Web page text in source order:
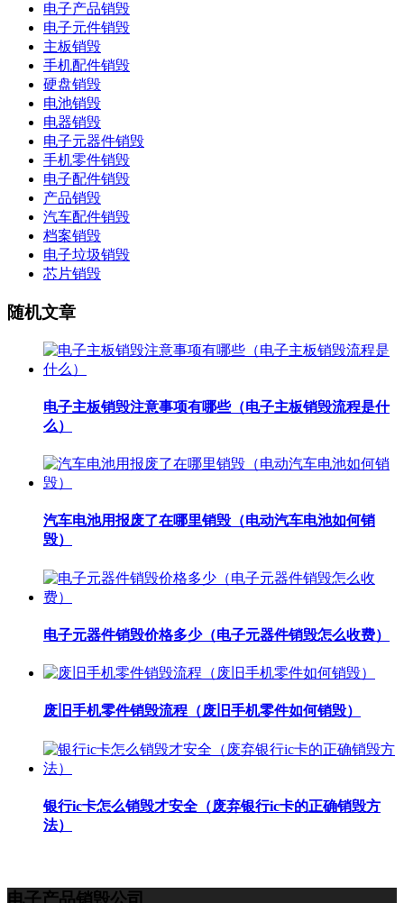
电子产品销毁
电子元件销毁
主板销毁
手机配件销毁
硬盘销毁
电池销毁
电器销毁
电子元器件销毁
手机零件销毁
电子配件销毁
产品销毁
汽车配件销毁
档案销毁
电子垃圾销毁
芯片销毁
随机文章
电子主板销毁注意事项有哪些（电子主板销毁流程是什
么）
汽车电池用报废了在哪里销毁（电动汽车电池如何销
毁）
电子元器件销毁价格多少（电子元器件销毁怎么收费）
废旧手机零件销毁流程（废旧手机零件如何销毁）
银行ic卡怎么销毁才安全（废弃银行ic卡的正确销毁方
法）
电子产品销毁公司